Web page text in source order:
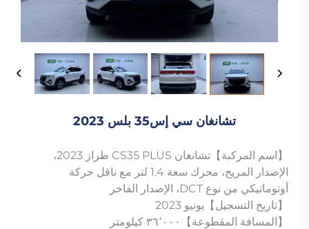
تشانغان سي إس35 بلس 2023
【اسم المركبة】تشانغان CS35 PLUS طراز 2023،
الإصدار المريح، محرك سعة 1.4 لتر مع ناقل حركة
أوتوماتيكي من نوع DCT، الإصدار الفاخر
【تاريخ التسجيل】يونيو 2023
【المسافة المقطوعة】٣٦٬٠٠٠ كيلومتر